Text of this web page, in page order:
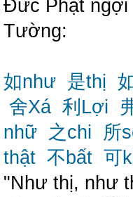
Đức Phật ngợi
Tường:
如như 是thị
舍Xá 利Lợi
nhữ 之chi 所
thật 不bất 可
"Như thị, như